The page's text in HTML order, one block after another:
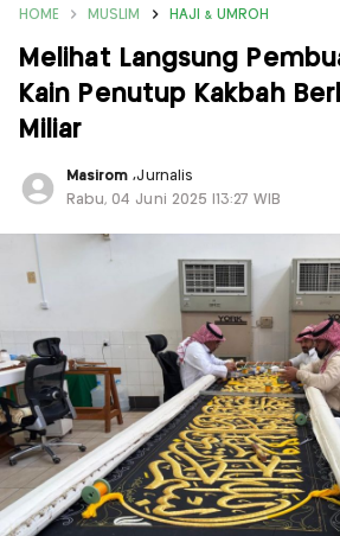
HOME MUSLIM HAJI & UMROH
Melihat Langsung
Kain Penutup Kakbah
Miliar
Masirom,Jurnalis
Rabu, 04 Juni 2025 |13:27 WIB